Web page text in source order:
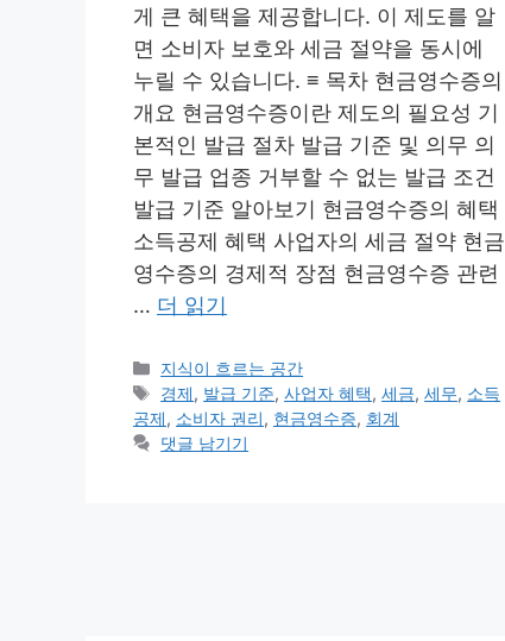
게 큰 혜택을 제공합니다. 이 제도를 알
면 소비자 보호와 세금 절약을 동시에
누릴 수 있습니다. ≡ 목차 현금영수증의
개요 현금영수증이란 제도의 필요성 기
본적인 발급 절차 발급 기준 및 의무 의
무 발급 업종 거부할 수 없는 발급 조건
발급 기준 알아보기 현금영수증의 혜택
소득공제 혜택 사업자의 세금 절약 현금
영수증의 경제적 장점 현금영수증 관련
… 더 읽기
카
테
고
리
지식이 흐르는 공간
태
그
경제, 발급 기준,사업자 혜택,세금,세무, 소득
공제, 소비자 권리, 현금영수증, 회계
댓글 남기기